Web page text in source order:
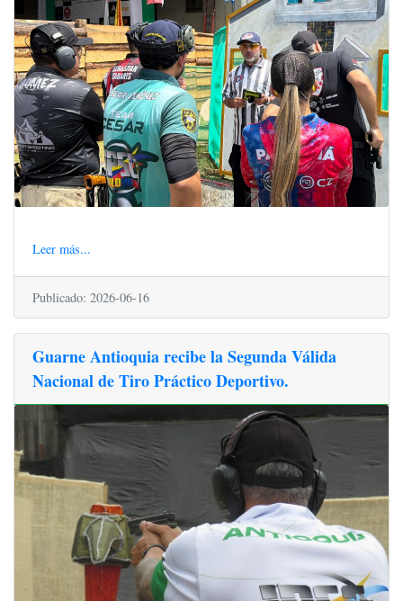
Leer más...
Publicado: 2026-06-16
Guarne Antioquia recibe la Segunda Válida
Nacional de Tiro Práctico Deportivo.